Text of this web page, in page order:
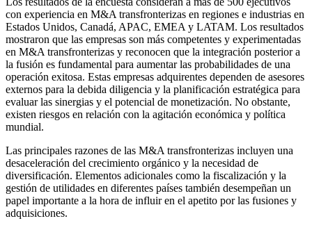
con experiencia en M&A transfronterizas en regiones e industrias en
Estados Unidos, Canadá, APAC, EMEA y LATAM. Los resultados
mostraron que las empresas son más competentes y experimentadas
en M&A transfronterizas y reconocen que la integración posterior a
la fusión es fundamental para aumentar las probabilidades de una
operación exitosa. Estas empresas adquirentes dependen de asesores
externos para la debida diligencia y la planificación estratégica para
evaluar las sinergias y el potencial de monetización. No obstante,
existen riesgos en relación con la agitación económica y política
mundial.
Las principales razones de las M&A transfronterizas incluyen una
desaceleración del crecimiento orgánico y la necesidad de
diversificación. Elementos adicionales como la fiscalización y la
gestión de utilidades en diferentes países también desempeñan un
papel importante a la hora de influir en el apetito por las fusiones y
adquisiciones.